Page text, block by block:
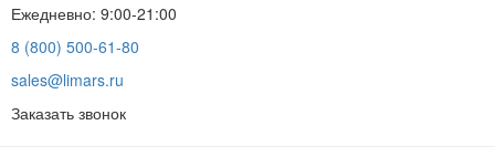
Ежедневно: 9:00-21:00
8 (800) 500-61-80
sales@limars.ru
Заказать звонок